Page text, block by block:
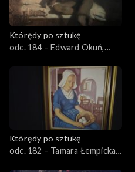
Którędy po sztukę
odc. 184 – Edward Okuń,
Którędy po sztukę
odc. 182 – Tamara Łempicka,